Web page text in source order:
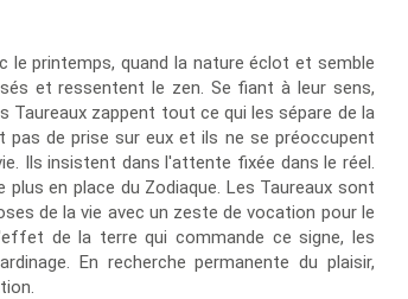
le printemps, quand la nature éclot et semble
et ressentent le zen. Se fiant à leur sens,
Taureaux zappent tout ce qui les sépare de la
de prise sur eux et ils ne se préoccupent
Ils insistent dans l'attente fixée dans le réel.
plus en place du Zodiaque. Les Taureaux sont
de la vie avec un zeste de vocation pour le
de la terre qui commande ce signe, les
En recherche permanente du plaisir,